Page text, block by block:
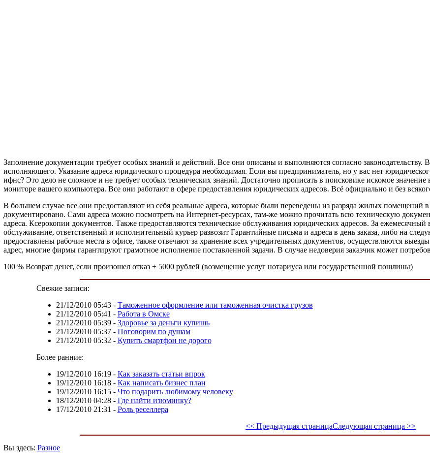
Заполнение документации требует особых знаний и действий. Все они описаны и выполняются согласно
исполняющего. Указание адреса юридического процедура необходимая. Если вы предприниматель, но у вас нет
ифнс? Это дело не сложное и не требует особых технических знаний. Достаточно прописать в поисковике искомое
мониторе вашего компьютера. Все они работают в сфере предоставления юридических адресов. Всё официально и без
В большем случае все они предоставляют из себя реальные адреса, которые были переведены из разряда жилых
документировано. Сами адреса можно посмотреть на Интернет-ресурсах, там-же можно прочитать всю техническую
адреса. Ксерокопии документов. Также предоставляются технические обслуживания юридических адресов. За ежемесячный
обслуживание, ответственный и исполнительный курьер развозит Гарантийные письма и адреса в день заказа, либо на
предоставлены рабочие места в офисе, также отвечают за хранение всех учредительных документов, осуществляются
адрес, многие фирмы гарантируют грамотное исполнение поставленной задачи. В случае недоверия заказчик может
100 % Возврат денег, если произошел отказ + 5000 рублей (возмещение услуг нотариуса или государственной пошлины)
Свежие записи:
21/12/2010 05:43- Таможенное оформление или таможенная очистка грузов
21/12/2010 05:41 - Работа в Омске
21/12/2010 05:39- Здоровье за деньги купишь
21/12/2010 05:37- Поговорим по душам
21/12/2010 05:32 - Купить смартфон не дорого
Более ранние:
19/12/2010 16:19- Как заказать статьи впрок
19/12/2010 16:18- Как написать бизнес план
19/12/2010 16:15- Что подарить любимому человеку
18/12/2010 04:28- Где найти изюминку?
17/12/2010 21:31 - Роль реселлера
<< Предыдущая страницаСледующая страница >>
Вы здесь: Разное